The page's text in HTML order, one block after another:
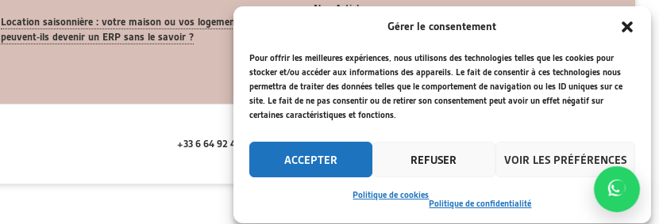
Gérer le consentement
Pour offrir les meilleures expériences, nous utilisons des technologies telles que les cookies pour
stocker et/ou accéder aux informations des appareils. Le fait de consentir à ces technologies nous
permettra de traiter des données telles que le comportement de navigation ou les ID uniques sur ce
site. Le fait de ne pas consentir ou de retirer son consentement peut avoir un effet négatif sur
certaines caractéristiques et fonctions.
ACCEPTER REFUSER VOIR LES PRÉFÉRENCES
Politique de cookies
Politique de confidentialité
Location saisonnière : votre maison ou vos logements
peuvent-ils devenir un ERP sans le savoir ?
Nos Articles
+33 6 64 92 47 41 37 Allée Des Mimosas 17132 Meschers Sur Gironde